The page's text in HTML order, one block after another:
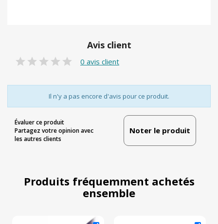
Avis client
0 avis client
Il n'y a pas encore d'avis pour ce produit.
Évaluer ce produit
Partagez votre opinion avec
les autres clients
Noter le produit
Produits fréquemment achetés
ensemble